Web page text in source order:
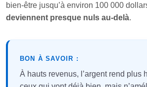
bien‑être jusqu’à environ 100 000
deviennent presque nuls au‑delà.
BON À SAVOIR :
À hauts revenus, l’argent rend plus